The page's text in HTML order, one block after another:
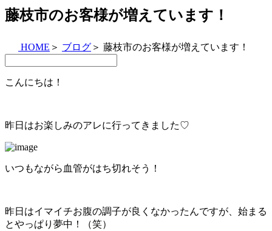
藤枝市のお客様が増えています！
HOME ＞ ブログ ＞ 藤枝市のお客様が増えています！
こんにちは！
昨日はお楽しみのアレに行ってきました♡
いつもながら血管がはち切れそう！
昨日はイマイチお腹の調子が良くなかったんですが、始まる
とやっぱり夢中！（笑）